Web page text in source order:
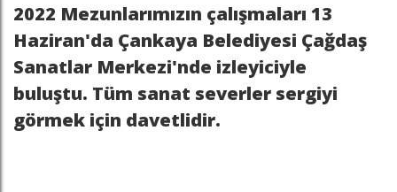
2022 Mezunlarımızın çalışmaları 13
Haziran'da Çankaya Belediyesi Çağdaş
Sanatlar Merkezi'nde izleyiciyle
buluştu. Tüm sanat severler sergiyi
görmek için davetlidir.